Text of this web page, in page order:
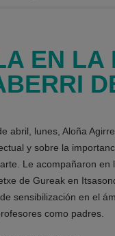
EN LA
abril, lunes, Aloña
y sobre la
Le acompañaron
de Gureak en
sensibilización en el
como padres.